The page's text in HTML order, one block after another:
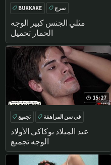
مثلي الجنس كبير الوجه
الحمار تحميل
BUKKAKE سرج
15:27
عيد الميلاد بوكاكي الأولاد
الوجه تجميع
تجميع
في سن المراهقة
المتشددين
تحول جنسي